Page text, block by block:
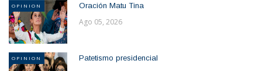
OPINION Oración Matu Tina
Ago 05, 2026
OPINION Patetismo presidencial